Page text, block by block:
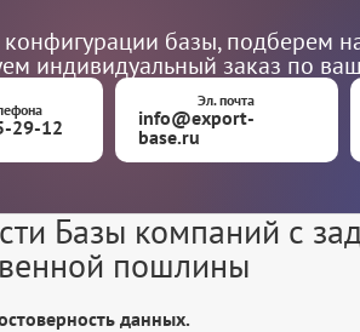
базы, подберем
индивидуальный заказ по
29-12
Эл. почта
info@export-
base.ru
Базы компаний с
пошлины
данных.